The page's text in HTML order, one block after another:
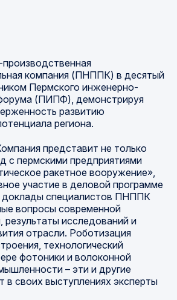
компания (ПНППК) в десятый
Пермского инженерно-
(ПИПФ), демонстрируя
развитию
региона.
представит не только
с пермскими предприятиями
ракетное вооружение»,
участие в деловой программе
специалистов ПНППК
вопросы современной
исследований и
отрасли. Роботизация
технологический
фотоники и волоконной
– эти и другие
в своих выступлениях эксперты